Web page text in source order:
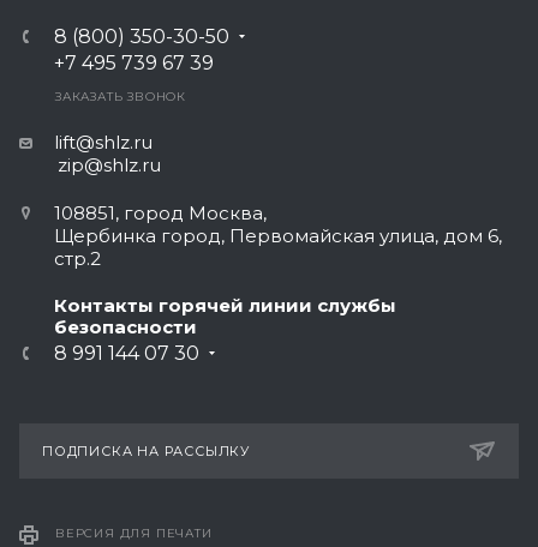
8 (800) 350-30-50
+7 495 739 67 39
ЗАКАЗАТЬ ЗВОНОК
lift@shlz.ru
zip@shlz.ru
108851, город Москва,
Щербинка город, Первомайская улица, дом 6,
стр.2
Контакты горячей линии службы
безопасности
8 991 144 07 30
ПОДПИСКА НА РАССЫЛКУ
ВЕРСИЯ ДЛЯ ПЕЧАТИ